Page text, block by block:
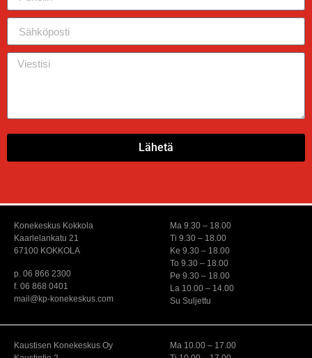
Lähetä
Konekeskus Kokkola
Kaarlelankatu 21
67100 KOKKOLA
p. 06 866 2300
f. 06 868 0401
mail@kp-konekeskus.com
Ma 9.30 – 18.00
Ti 9.30 – 18.00
Ke 9.30 – 18.00
To 9.30 – 18.00
Pe 9.30 – 18.00
La 10.00 – 14.00
Su Suljettu
Kaustisen Konekeskus Oy
Ma 10.00 – 17.00